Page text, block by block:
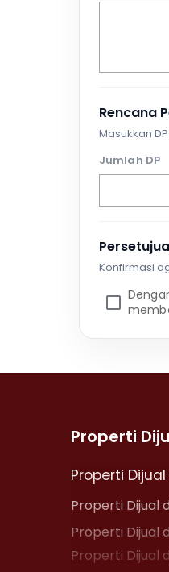
Rencana
Masukkan
Jumlah DP
Konfirmasi
Properti
Properti
Properti Dijual
Properti Dijual
Properti Dijual